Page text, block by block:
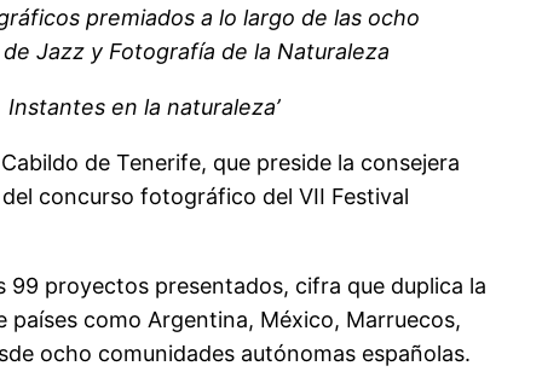
premiados a lo largo de las ocho
Jazz y Fotografía de la Naturaleza
en la naturaleza’
de Tenerife, que preside la consejera
concurso fotográfico del VII Festival
99 proyectos presentados, cifra que duplica la
como Argentina, México, Marruecos,
ocho comunidades autónomas españolas.